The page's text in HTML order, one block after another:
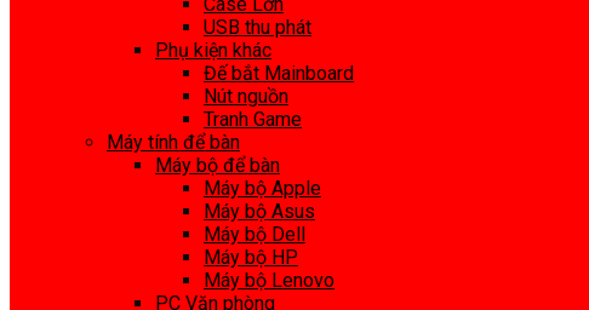
USB thu phát
Phụ kiện khác
Đế bắt Mainboard
Nút nguồn
Tranh Game
Máy tính để bàn
Máy bộ để bàn
Máy bộ Apple
Máy bộ Asus
Máy bộ Dell
Máy bộ HP
Máy bộ Lenovo
PC Văn phòng